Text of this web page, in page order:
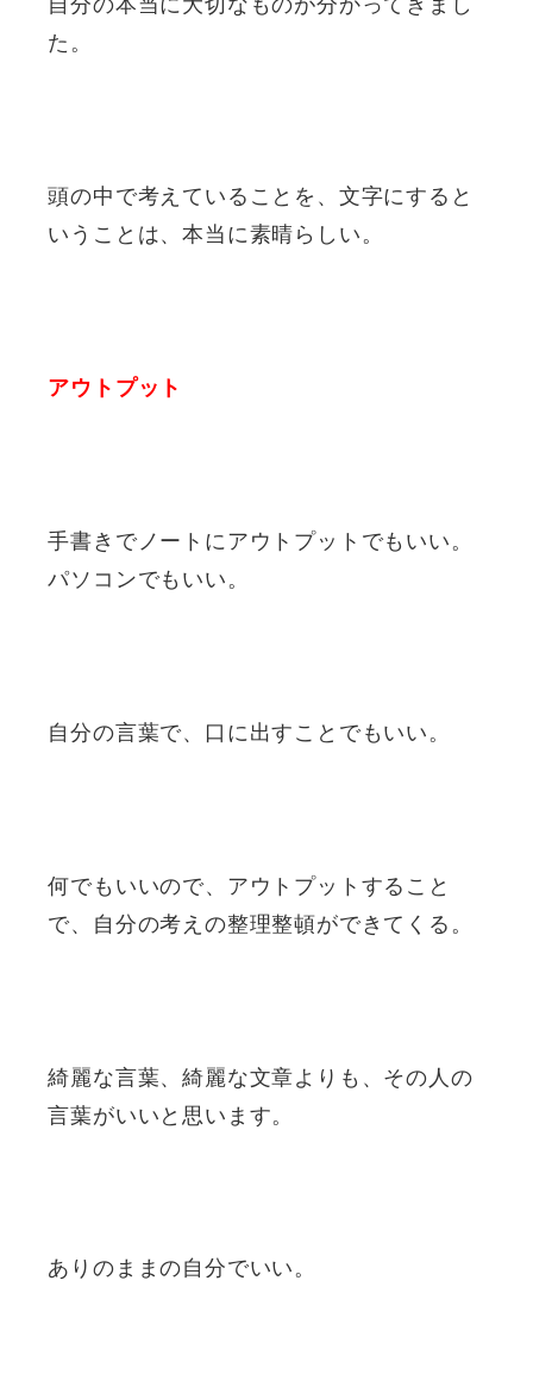
た。
頭の中で考えていることを、文字にすると
いうことは、本当に素晴らしい。
アウトプット
手書きでノートにアウトプットでもいい。
パソコンでもいい。
自分の言葉で、口に出すことでもいい。
何でもいいので、アウトプットすること
で、自分の考えの整理整頓ができてくる。
綺麗な言葉、綺麗な文章よりも、その人の
言葉がいいと思います。
ありのままの自分でいい。